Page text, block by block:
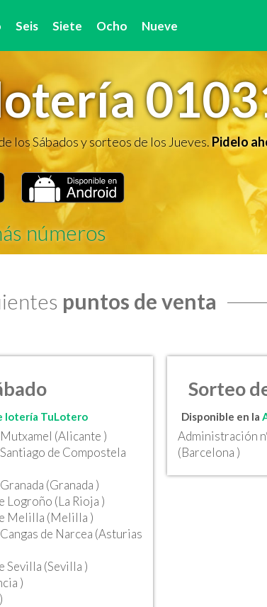
Seis Siete Ocho Nueve
los Sábados y sorteos de los Jueves.Pidelo
números
puntos de venta
lotería TuLotero
(Alicante )
de Compostela
(Granada )
Logroño (La Rioja )
Melilla (Melilla )
de Narcea (Asturias
Sevilla (Sevilla )
)
Sorteo
Disponible en la
Administración
(Barcelona )